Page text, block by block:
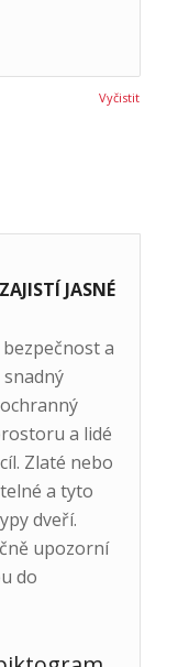
Vyčistit
JASNÉ
a
a lidé
Zlaté nebo
a tyto
dveří.
upozorní
do